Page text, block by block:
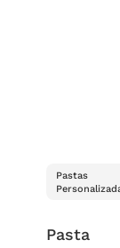
Pastas
Pasta